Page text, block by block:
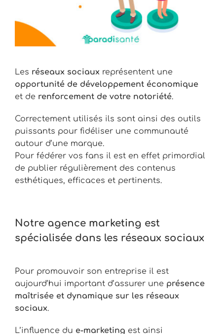
Les réseaux sociauxreprésentent une
opportunité de développement économique
et de renforcement de votre notoriété.
Correctement utilisés ils sont ainsi des outils
puissants pour fidéliser une communauté
autour d’une marque.
Pour fédérer vos fans il est en effet primordial
de publier régulièrement des contenus
esthétiques, efficaces et pertinents.
Notre agence marketing est
spécialisée dans les réseaux sociaux
Pour promouvoir son entreprise il est
aujourd’hui important d’assurer une présence
maîtrisée et dynamique sur les réseaux
sociaux.
L’influence du e-marketing est ainsi